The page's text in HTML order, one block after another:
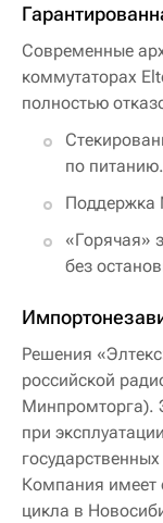
Современные
коммутаторах
полностью
по питанию.
Поддержка
«Горячая»
без
Решения
российской
Минпромторга).
при
Компания имеет
цикла в